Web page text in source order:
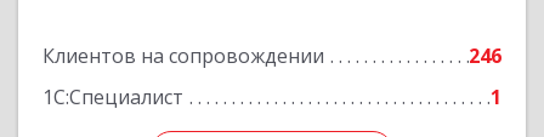
Клиентов на сопровождении
246
1С:Специалист
1
Подробнее